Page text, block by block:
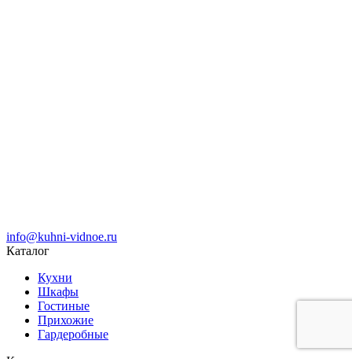
info@kuhni-vidnoe.ru
Каталог
Кухни
Шкафы
Гостиные
Прихожие
Гардеробные